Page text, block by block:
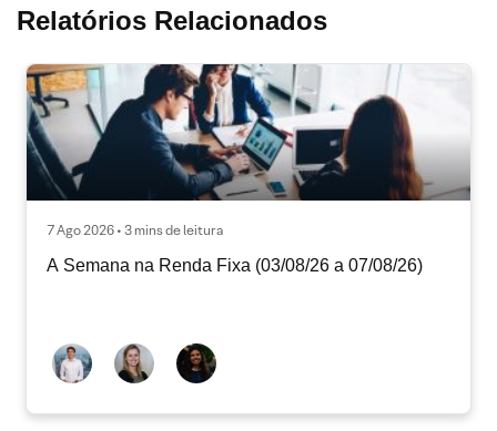
Relatórios Relacionados
7 Ago 2026 • 3 mins de leitura
A Semana na Renda Fixa (03/08/26 a 07/08/26)